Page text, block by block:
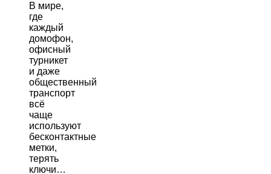
В мире,
где
каждый
домофон,
офисный
турникет
и даже
общественный
транспорт
всё
чаще
используют
бесконтактные
метки,
терять
ключи…